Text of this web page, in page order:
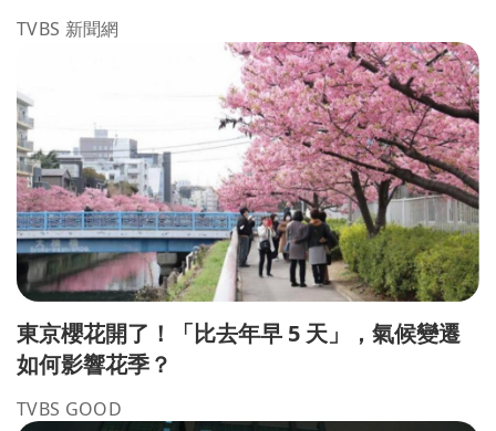
TVBS 新聞網
東京櫻花開了！「比去年早 5 天」，氣候變遷
如何影響花季？
TVBS GOOD